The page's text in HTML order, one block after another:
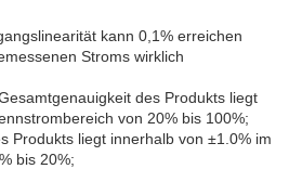
kann 0,1% erreichen
Stroms wirklich
des Produkts liegt
von 20% bis 100%;
Produkts liegt innerhalb von ±1.0% im
bis 20%;